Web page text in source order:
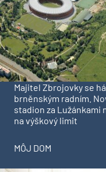
Majitel Zbrojovky se
brněnským radním.
stadion za Lužánkami
na výškový limit
MÔJ DOM